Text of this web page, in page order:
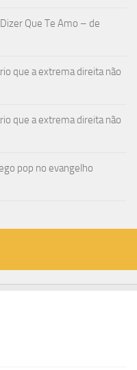
Que Te Amo – de
que a extrema direita não
que a extrema direita não
pop no evangelho